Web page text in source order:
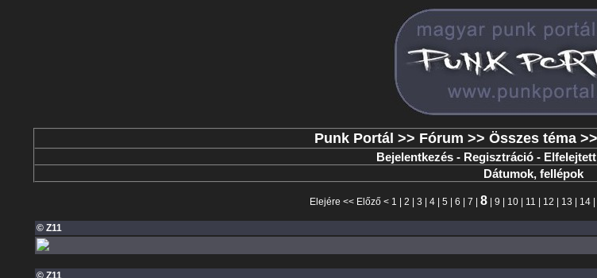
Punk Portál >> Fórum >> Összes téma
Bejelentkezés - Regisztráció -
Dátumok, fellépok
Elejére << Előző< 1 2 3 4| 5 6 7 8| 9 10| 11 12 13 14|
© Z11
© Z11